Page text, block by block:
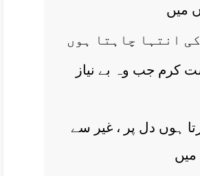
ميں
انتہا چاہتا ہوں
کرم جب وہ بے نياز
ہوں دل پر ، غير سے